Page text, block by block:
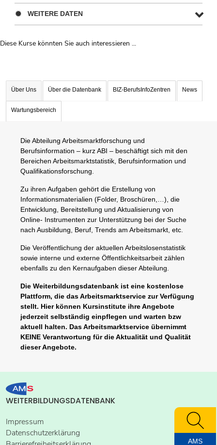
WEITERE DATEN
Diese Kurse könnten Sie auch interessieren ...
Über Uns Über die Datenbank BIZ-BerufsInfoZentren News
Wartungsbereich
Die Abteilung Arbeitsmarktforschung und
Berufsinformation – kurz ABI – beschäftigt sich mit den
Bereichen Arbeitsmarktstatistik, Berufsinformation und
Qualifikationsforschung.
Zu ihren Aufgaben gehört die Erstellung von
Informationsmaterialien (Folder, Broschüren,…), die
Entwicklung, Bereitstellung und Aktualisierung von
Online- Instrumenten zur Unterstützung bei der Suche
nach Ausbildung, Beruf, Trends am Arbeitsmarkt, etc.
Die Veröffentlichung der aktuellen Arbeitslosenstatistik
sowie interne und externe Öffentlichkeitsarbeit zählen
ebenfalls zu den Kernaufgaben dieser Abteilung.
Die Weiterbildungsdatenbank ist eine kostenlose
Plattform, die das Arbeitsmarktservice zur Verfügung
stellt. Hier können Kursinstitute ihre Angebote
jederzeit selbständig einpflegen und warten bzw
aktuell halten. Das Arbeitsmarktservice übernimmt
KEINE Verantwortung für die Aktualität und Qualität
dieser Angebote.
WEITERBILDUNGSDATENBANK
Impressum
Datenschutzerklärung
AMS